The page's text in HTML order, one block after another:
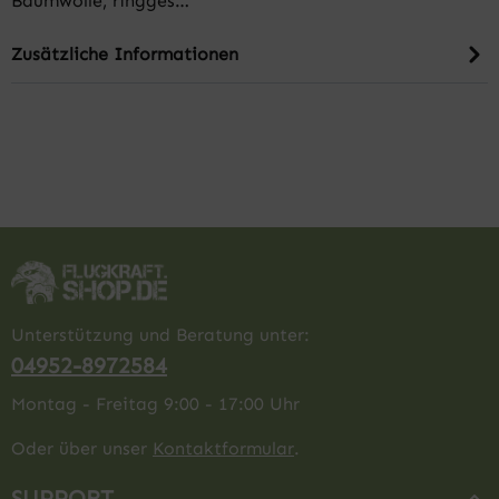
Zusätzliche Informationen
Unterstützung und Beratung unter:
04952-8972584
Montag - Freitag 9:00 - 17:00 Uhr
Oder über unser Kontaktformular.